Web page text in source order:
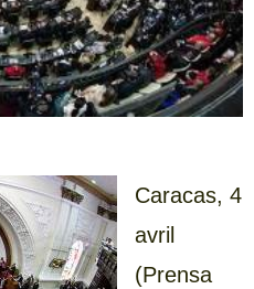
Caracas, 4
avril
(Prensa